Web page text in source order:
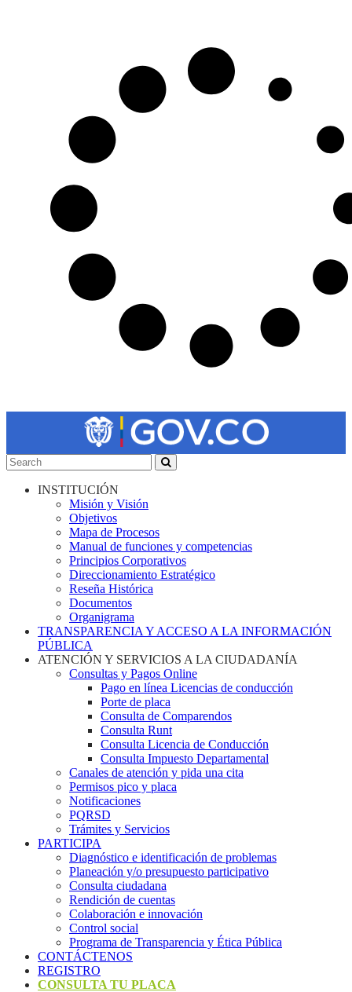
INSTITUCIÓN
Misión y Visión
Objetivos
Mapa de Procesos
Manual de funciones y competencias
Principios Corporativos
Direccionamiento Estratégico
Reseña Histórica
Documentos
Organigrama
TRANSPARENCIA Y ACCESO A LA INFORMACIÓN
PÚBLICA
ATENCIÓN Y SERVICIOS A LA CIUDADANÍA
Consultas y Pagos Online
Pago en línea Licencias de conducción
Porte de placa
Consulta de Comparendos
Consulta Runt
Consulta Licencia de Conducción
Consulta Impuesto Departamental
Canales de atención y pida una cita
Permisos pico y placa
Notificaciones
PQRSD
Trámites y Servicios
PARTICIPA
Diagnóstico e identificación de problemas
Planeación y/o presupuesto participativo​
Consulta ciudadana
Rendición de cuentas
Colaboración e innovación
Control social
Programa de Transparencia y Ética Pública
CONTÁCTENOS
REGISTRO
CONSULTA TU PLACA